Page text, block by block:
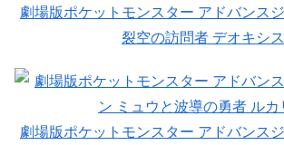
劇場版ポケットモンスター アドバンス
裂空の訪問者 デオキシス
劇場版ポケットモンスター アドバンス